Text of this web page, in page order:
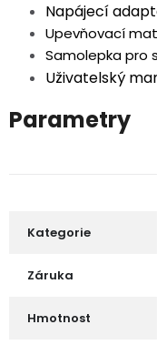
Napájecí
Upevňovací
Samolepka pro
Uživatelský
Parametry
Kategorie
Záruka
Hmotnost